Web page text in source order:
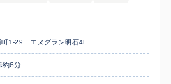
町1-29 エヌグラン明石4F
約6分